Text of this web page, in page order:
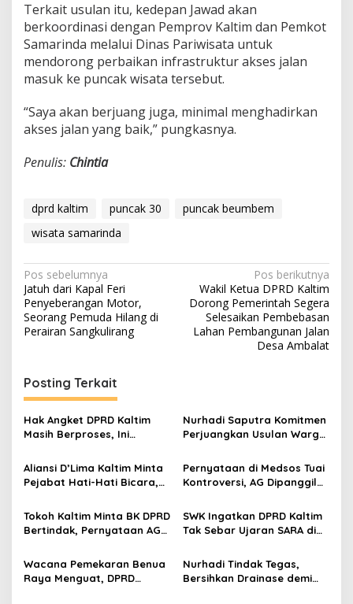
Terkait usulan itu, kedepan Jawad akan
berkoordinasi dengan Pemprov Kaltim dan Pemkot
Samarinda melalui Dinas Pariwisata untuk
mendorong perbaikan infrastruktur akses jalan
masuk ke puncak wisata tersebut.
“Saya akan berjuang juga, minimal menghadirkan
akses jalan yang baik,” pungkasnya.
Penulis: Chintia
dprd kaltim puncak 30
puncak beumbem
wisata samarinda
Navigasi
pos
Pos sebelumnya
Jatuh dari Kapal Feri
Penyeberangan Motor,
Seorang Pemuda Hilang di
Perairan Sangkulirang
Pos berikutnya
Wakil Ketua DPRD Kaltim
Dorong Pemerintah Segera
Selesaikan Pembebasan
Lahan Pembangunan Jalan
Desa Ambalat
Posting Terkait
Hak Angket DPRD Kaltim
Masih Berproses, Ini
Baliknya
Nurhadi Saputra Komitmen
Perjuangkan Usulan Warga
Dialog Bersempekat
Aliansi D’Lima Kaltim Minta
Pejabat Hati-Hati Bicara,
Harga Mati
Pernyataan di Medsos Tuai
Kontroversi, AG Dipanggil
Tokoh Kaltim Minta BK DPRD
Bertindak, Pernyataan AG
SARA
SWK Ingatkan DPRD Kaltim
Tak Sebar Ujaran SARA di
Wacana Pemekaran Benua
Raya Menguat, DPRD
Nurhadi Tindak Tegas,
Bersihkan Drainase demi